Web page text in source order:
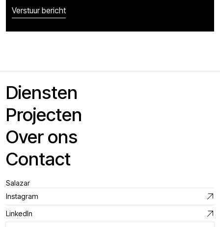
Diensten
Projecten
Over ons
Contact
Salazar
Instagram
LinkedIn